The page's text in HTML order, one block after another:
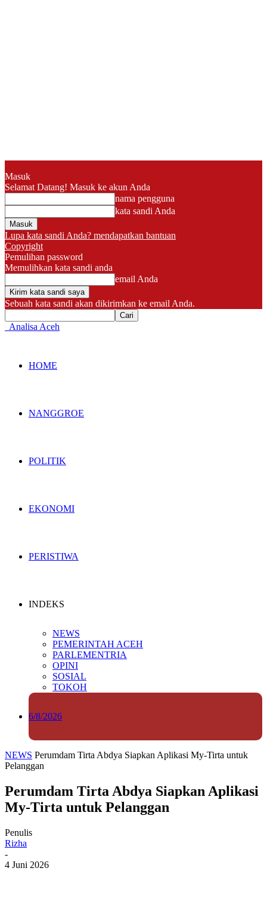
Masuk
Selamat Datang! Masuk ke akun Anda
nama pengguna
kata sandi Anda
Lupa kata sandi Anda? mendapatkan bantuan
Copyright
Pemulihan password
Memulihkan kata sandi anda
email Anda
Sebuah kata sandi akan dikirimkan ke email Anda.
Analisa Aceh
HOME
NANGGROE
POLITIK
EKONOMI
PERISTIWA
INDEKS
NEWS
PEMERINTAH ACEH
PARLEMENTRIA
OPINI
SOSIAL
TOKOH
6/8/2026
NEWS Perumdam Tirta Abdya Siapkan Aplikasi My-Tirta untuk
Pelanggan
Perumdam Tirta Abdya Siapkan Aplikasi
My-Tirta untuk Pelanggan
Penulis
Rizha
-
4 Juni 2026